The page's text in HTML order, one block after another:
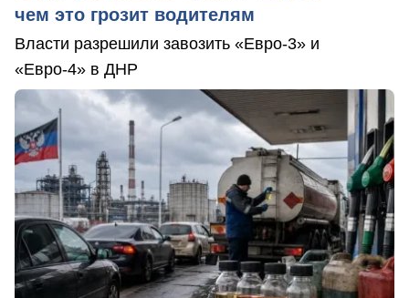
чем это грозит водителям
Власти разрешили завозить «Евро-3» и
«Евро-4» в ДНР